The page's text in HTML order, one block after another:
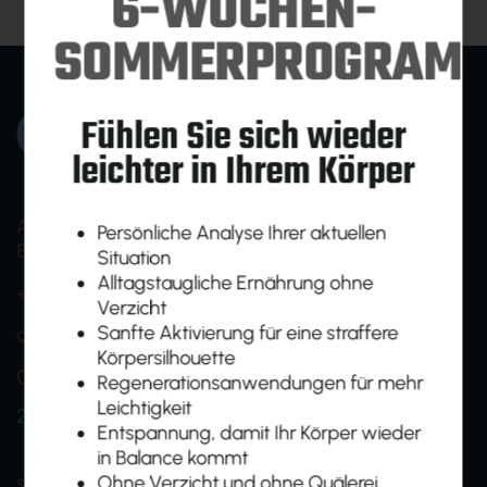
Am Ökopark 19
8230 Hartberg
+43 (0)664 1638005
office@homebasefit.at
Onboarding- und Infotermine nach Vereinbarung
24h Zutritt für Mitglieder
shapeBASE groupBASE
egymBASE
Fühlen Sie sich wieder
leichter in Ihrem Körper
Persönliche Analyse Ihrer aktuellen
Situation
Alltagstaugliche Ernährung ohne
Verzicht
Sanfte Aktivierung für eine straffere
Körpersilhouette
Regenerationsanwendungen für mehr
Leichtigkeit
Entspannung, damit Ihr Körper wieder
in Balance kommt